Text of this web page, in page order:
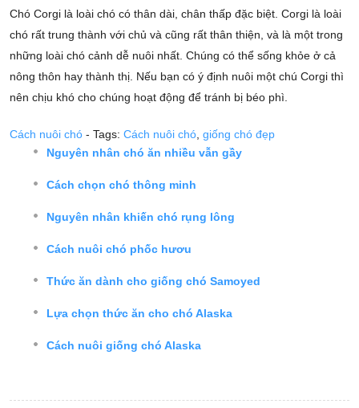
Chó Corgi là loài chó có thân dài, chân thấp đặc biệt. Corgi là loài
chó rất trung thành với chủ và cũng rất thân thiện, và là một trong
những loài chó cảnh dễ nuôi nhất. Chúng có thể sống khỏe ở cả
nông thôn hay thành thị. Nếu bạn có ý định nuôi một chú Corgi thì
nên chịu khó cho chúng hoạt động để tránh bị béo phì.
Cách nuôi chó - Tags: Cách nuôi chó giống chó đẹp
Nguyên nhân chó ăn nhiều vẫn gầy
Cách chọn chó thông minh
Nguyên nhân khiến chó rụng lông
Cách nuôi chó phốc hươu
Thức ăn dành cho giống chó Samoyed
Lựa chọn thức ăn cho chó Alaska
Cách nuôi giống chó Alaska